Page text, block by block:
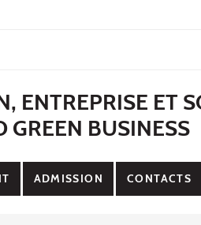
ENTREPRISE ET
GREEN BUSINESS
ADMISSION CONTACTS